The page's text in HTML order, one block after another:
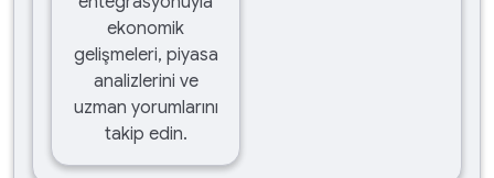
ekonomik
gelişmeleri, piyasa
analizlerini ve
uzman yorumlarını
takip edin.